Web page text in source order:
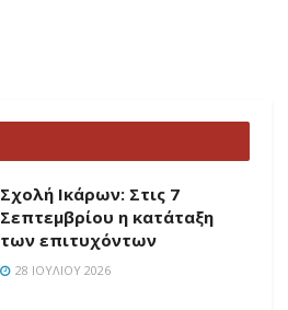
Σχολή Ικάρων: Στις 7
Σεπτεμβρίου η κατάταξη
των επιτυχόντων
28 ΙΟΥΛΊΟΥ 2026